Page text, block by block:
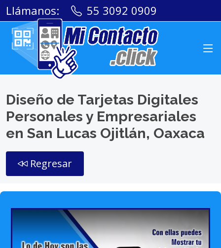
Llámanos: 55 3092 0909
Diseño de Tarjetas Digitales
Personales y Empresariales
en San Lucas Ojitlán, Oaxaca
Regresar